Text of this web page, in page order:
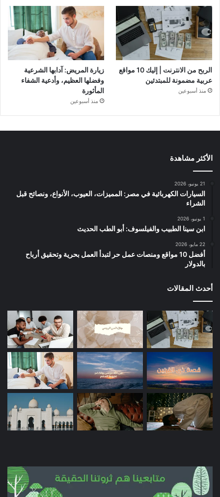
الربح من الانترنت | إليك 10 مواقع
عربية مضمونة للمبتدئين
منذ أسبوعين
زيارة المريض: آدابها الشرعية
وفضلها العظيم، وأدعية الشفاء
المأثورة
منذ أسبوعين
الأكثر مشاهدة
21 يونيو، 2026
السيارات الكهربائية في مصر: المميزات، العيوب، الأنواع، ونصائح قبل
الشراء
1 يونيو، 2026
ابن سينا الطبيب والفيلسوف: أبو الطب الحديث
22 مايو، 2026
أفضل 10 مواقع ومنصات عمل حر لتبدأ العمل بحرية وتحقيق أرباح
بالدولار
أحدث المقالات